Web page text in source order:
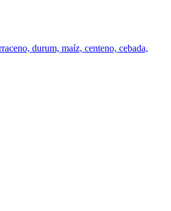
durum, maíz, centeno, cebada,